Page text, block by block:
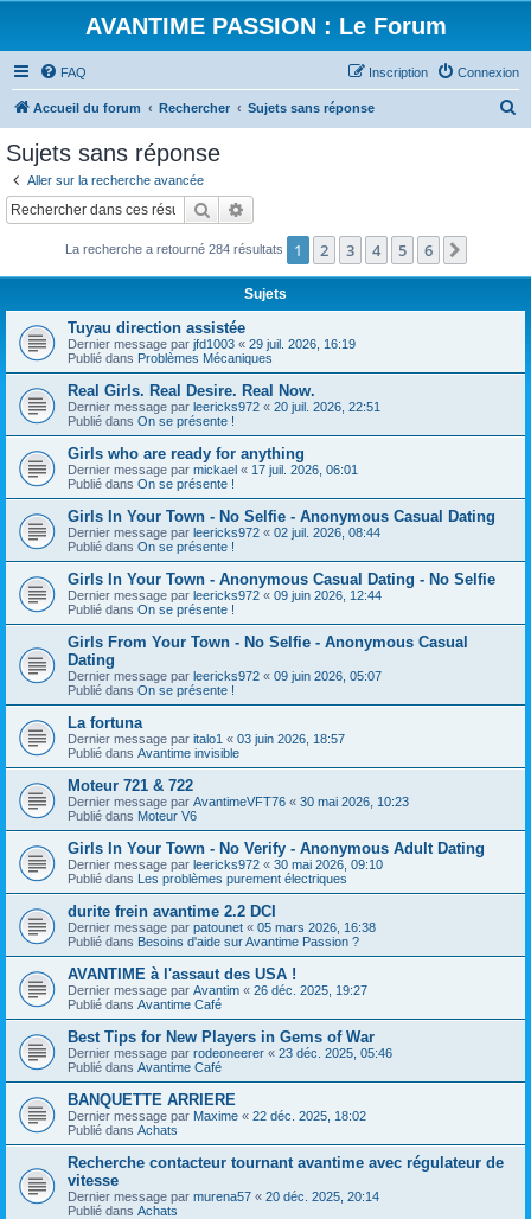
AVANTIME PASSION : Le Forum
FAQ Connexion
Inscription
Accueil du forum Rechercher Sujets sans réponse
c
Sujets sans réponse
Aller sur la recherche avancée
Rechercher
La recherche a retourné 284 résultats 1 2 3 4 5 6
Sujets
Tuyau direction assistée
Dernier message par jfd1003 « 29 juil. 2026, 16:19
Publié dans Problèmes Mécaniques
Real Girls. Real Desire. Real Now.
Dernier message par leericks972 « 20 juil. 2026, 22:51
Publié dans On se présente !
Girls who are ready for anything
Dernier message par mickael « 17 juil. 2026, 06:01
Publié dans On se présente !
Girls In Your Town - No Selfie - Anonymous Casual Dating
Dernier message par leericks972 « 02 juil. 2026, 08:44
Publié dans On se présente !
Girls In Your Town - Anonymous Casual Dating - No Selfie
Dernier message par leericks972 « 09 juin 2026, 12:44
Publié dans On se présente !
Girls From Your Town - No Selfie - Anonymous Casual
Dating
Dernier message par leericks972 « 09 juin 2026, 05:07
Publié dans On se présente !
La fortuna
Dernier message par italo1 « 03 juin 2026, 18:57
Publié dans Avantime invisible
Moteur 721 & 722
Dernier message par AvantimeVFT76 « 30 mai 2026, 10:23
Publié dans Moteur V6
Girls In Your Town - No Verify - Anonymous Adult Dating
Dernier message par leericks972 « 30 mai 2026, 09:10
Publié dans Les problèmes purement électriques
durite frein avantime 2.2 DCI
Dernier message par patounet « 05 mars 2026, 16:38
Publié dans Besoins d'aide sur Avantime Passion ?
AVANTIME à l'assaut des USA !
Dernier message par Avantim « 26 déc. 2025, 19:27
Publié dans Avantime Café
Best Tips for New Players in Gems of War
Dernier message par rodeoneerer « 23 déc. 2025, 05:46
Publié dans Avantime Café
BANQUETTE ARRIERE
Dernier message par Maxime « 22 déc. 2025, 18:02
Publié dans Achats
Recherche contacteur tournant avantime avec régulateur de
vitesse
Dernier message par murena57 « 20 déc. 2025, 20:14
Publié dans Achats